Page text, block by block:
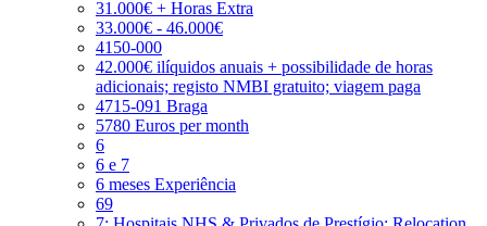
31.000€ + Horas Extra
33.000€ - 46.000€
4150-000
42.000€ ilíquidos anuais + possibilidade de horas
adicionais; registo NMBI gratuito; viagem paga
4715-091 Braga
5780 Euros per month
6
6 e 7
6 meses Experiência
69